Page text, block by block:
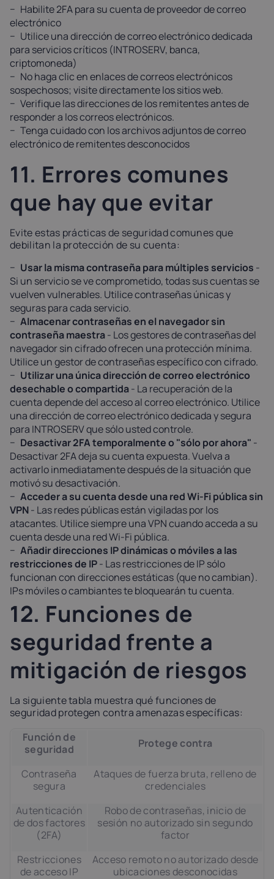
Habilite 2FA para su cuenta de proveedor de correo
electrónico
Utilice una dirección de correo electrónico dedicada
para servicios críticos (INTROSERV, banca,
criptomoneda)
No haga clic en enlaces de correos electrónicos
sospechosos; visite directamente los sitios web.
Verifique las direcciones de los remitentes antes de
responder a los correos electrónicos.
Tenga cuidado con los archivos adjuntos de correo
electrónico de remitentes desconocidos
11. Errores comunes
que hay que evitar
Evite estas prácticas de seguridad comunes que
debilitan la protección de su cuenta:
Usar la misma contraseña para múltiples servicios -
Si un servicio se ve comprometido, todas sus cuentas se
vuelven vulnerables. Utilice contraseñas únicas y
seguras para cada servicio.
Almacenar contraseñas en el navegador sin
contraseña maestra- Los gestores de contraseñas del
navegador sin cifrado ofrecen una protección mínima.
Utilice un gestor de contraseñas específico con cifrado.
Utilizar una única dirección de correo electrónico
desechable o compartida- La recuperación de la
cuenta depende del acceso al correo electrónico. Utilice
una dirección de correo electrónico dedicada y segura
para INTROSERV que sólo usted controle.
Desactivar 2FA temporalmente o "sólo por ahora" -
Desactivar 2FA deja su cuenta expuesta. Vuelva a
activarlo inmediatamente después de la situación que
motivó su desactivación.
Acceder a su cuenta desde una red Wi-Fi pública sin
VPN- Las redes públicas están vigiladas por los
atacantes. Utilice siempre una VPN cuando acceda a su
cuenta desde una red Wi-Fi pública.
Añadir direcciones IP dinámicas o móviles a las
restricciones de IP- Las restricciones de IP sólo
funcionan con direcciones estáticas (que no cambian).
IPs móviles o cambiantes te bloquearán tu cuenta.
12. Funciones de
seguridad frente a
mitigación de riesgos
La siguiente tabla muestra qué funciones de
seguridad protegen contra amenazas específicas:
Función de
seguridad
Protege contra
Contraseña
segura
Ataques de fuerza bruta, relleno de
credenciales
Autenticación
de dos factores
(2FA)
Robo de contraseñas, inicio de
sesión no autorizado sin segundo
factor
Restricciones
de acceso IP
Acceso remoto no autorizado desde
ubicaciones desconocidas